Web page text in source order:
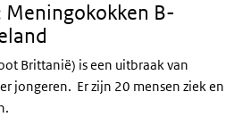
B-
Brittanië) is een uitbraak van
jongeren. Er zijn 20 mensen ziek en